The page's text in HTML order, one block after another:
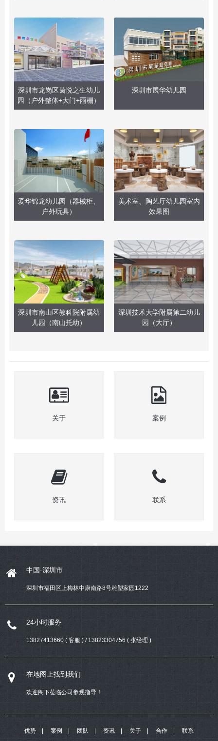
深圳市龙岗区茵悦之生幼儿
园（户外整体+大门+雨棚）
深圳市展华幼儿园
爱华锦龙幼儿园（器械柜、
户外玩具）
美术室、陶艺厅幼儿园室内
效果图
深圳市南山区教科院附属幼
儿园（南山托幼）
深圳技术大学附属第二幼儿
园（大厅）
关于 案例
资讯 联系
中国·深圳市
深圳市福田区上梅林中康南路8号雕塑家园1222
24小时服务
13827413660 ( 客服 ) / 13823304756 ( 张经理 )
在地图上找到我们
欢迎阁下莅临公司参观指导！
优势 案例 团队 资讯 关于 合作 联系